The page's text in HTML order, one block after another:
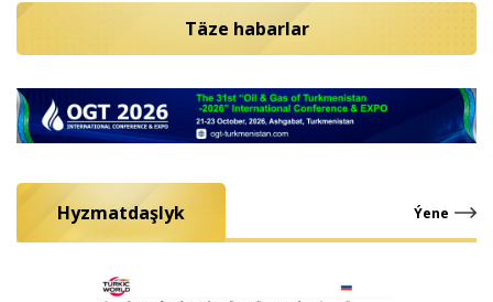
Täze habarlar
Hyzmatdaşlyk Ýene